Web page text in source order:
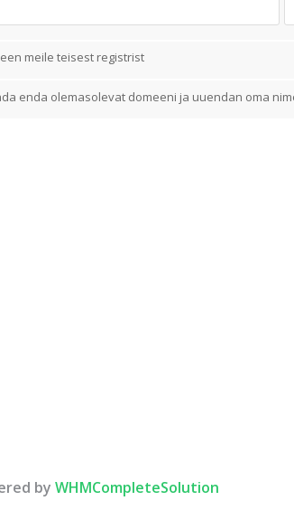
meile teisest registrist
enda olemasolevat domeeni ja uuendan oma
by WHMCompleteSolution